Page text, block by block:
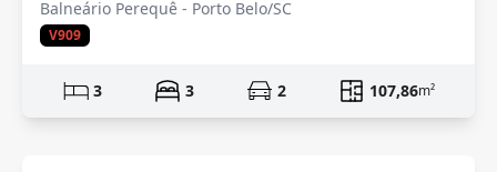
Balneário Perequê - Porto Belo/SC
V909
3 3 2 107,86m²